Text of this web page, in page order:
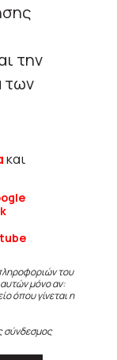
την
των
και
του
μόνο αν:
όπου γίνεται η
σύνδεσμος